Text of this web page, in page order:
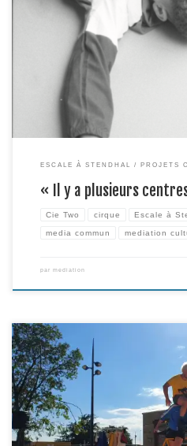
Expo – Cartes postales sonores de
Margaux Chataux réalisées dans le
la Grainerie du 15 septembre au 23
était ton premier vélo ? Tu te souviens
ESCALE À STENDHAL PROJETS
« Il y a plusieurs
Cie Two cirque Escale à
media commun mediation
par mediation
Après plusieurs heures d’ateliers avec
Stendhal, des ateliers radio avec la
sur le marché de Bagatelle, au centre
Desbals, et auprès de divers